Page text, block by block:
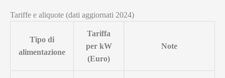
Tariffe e aliquote (dati aggiornati 2024)
Tipo di
alimentazione
Tariffa
per kW
(Euro)
Note